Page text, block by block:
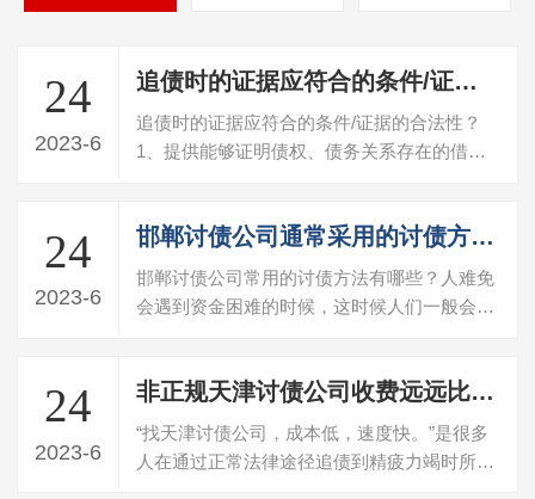
24
2023-6
追债时的证据应符合的条件/证据的合法性？
追债时的证据应符合的条件/证据的合法性？
1、提供能够证明债权、债务关系存在的借
24
2023-6
邯郸讨债公司通常采用的讨债方式有哪些？
邯郸讨债公司常用的讨债方法有哪些？人难免
会遇到资金困难的时候，这时候人们一般会向
24
2023-6
非正规天津讨债公司收费远远比承诺的高
“找天津讨债公司，成本低，速度快。”是很多
人在通过正常法律途径追债到精疲力竭时所一